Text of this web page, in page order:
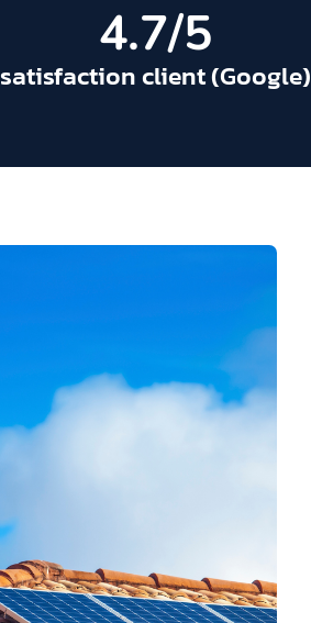
satisfaction client (Google)
4.7/5